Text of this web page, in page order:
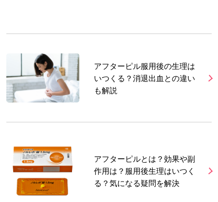
アフターピル服用後の生理は
いつくる？消退出血との違い
も解説
アフターピルとは？効果や副
作用は？服用後生理はいつく
る？気になる疑問を解決